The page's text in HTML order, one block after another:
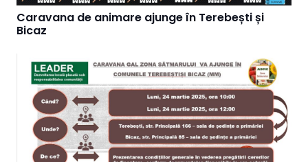
Caravana de animare ajunge în Terebești și
Bicaz